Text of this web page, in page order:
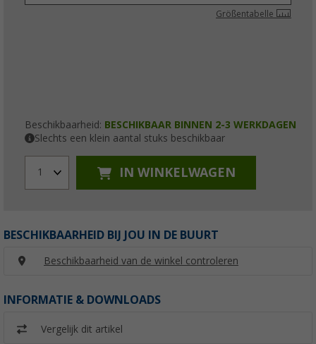
Größentabelle
Beschikbaarheid: BESCHIKBAAR BINNEN 2-3 WERKDAGEN
Slechts een klein aantal stuks beschikbaar
1 IN WINKELWAGEN
BESCHIKBAARHEID BIJ JOU IN DE BUURT
Beschikbaarheid van de winkel controleren
INFORMATIE & DOWNLOADS
Vergelijk dit artikel